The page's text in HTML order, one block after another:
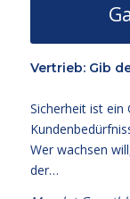
Vertrieb: Gib
Sicherheit ist ein
Wer wachsen
der…